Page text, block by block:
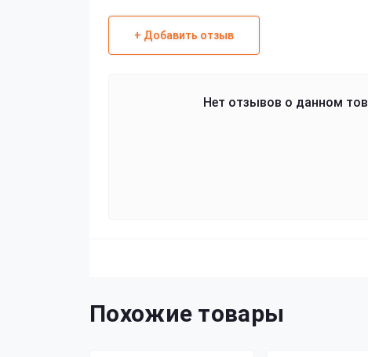
+ Добавить отзыв
Нет отзывов о данном
Похожие товары